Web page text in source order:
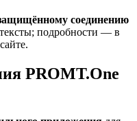
соединению
подробности — в
PROMT.One